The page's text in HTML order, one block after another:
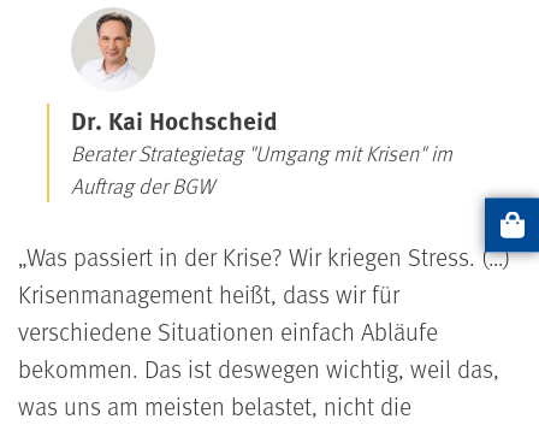
Dr. Kai Hochscheid
Berater Strategietag "Umgang mit Krisen" im
Auftrag der BGW
Was passiert in der Krise? Wir kriegen Stress. (…)
Krisenmanagement heißt, dass wir für
verschiedene Situationen einfach Abläufe
bekommen. Das ist deswegen wichtig, weil das,
was uns am meisten belastet, nicht die
Artikel